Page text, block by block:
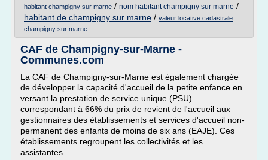
habitant champigny sur marne / nom habitant champigny sur marne /
habitant de champigny sur marne / valeur locative cadastrale
champigny sur marne
CAF de Champigny-sur-Marne -
Communes.com
La CAF de Champigny-sur-Marne est également chargée
de développer la capacité d'accueil de la petite enfance en
versant la prestation de service unique (PSU)
correspondant à 66% du prix de revient de l'accueil aux
gestionnaires des établissements et services d'accueil non-
permanent des enfants de moins de six ans (EAJE). Ces
établissements regroupent les collectivités et les
assistantes...